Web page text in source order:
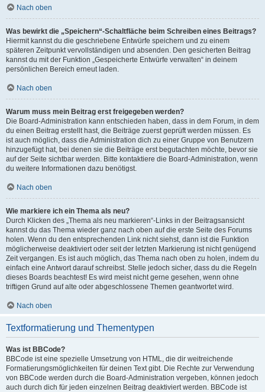
Nach oben
Was bewirkt die „Speichern“-Schaltfläche beim Schreiben eines Beitrags?
Hiermit kannst du die geschriebene Entwürfe speichern und zu einem
späteren Zeitpunkt vervollständigen und absenden. Den gesicherten Beitrag
kannst du mit der Funktion „Gespeicherte Entwürfe verwalten“ in deinem
persönlichen Bereich erneut laden.
Nach oben
Warum muss mein Beitrag erst freigegeben werden?
Die Board-Administration kann entschieden haben, dass in dem Forum, in dem
du einen Beitrag erstellt hast, die Beiträge zuerst geprüft werden müssen. Es
ist auch möglich, dass die Administration dich zu einer Gruppe von Benutzern
hinzugefügt hat, bei denen sie die Beiträge erst begutachten möchte, bevor sie
auf der Seite sichtbar werden. Bitte kontaktiere die Board-Administration, wenn
du weitere Informationen dazu benötigst.
Nach oben
Wie markiere ich ein Thema als neu?
Durch Klicken des „Thema als neu markieren“-Links in der Beitragsansicht
kannst du das Thema wieder ganz nach oben auf die erste Seite des Forums
holen. Wenn du den entsprechenden Link nicht siehst, dann ist die Funktion
möglicherweise deaktiviert oder seit der letzten Markierung ist nicht genügend
Zeit vergangen. Es ist auch möglich, das Thema nach oben zu holen, indem du
einfach eine Antwort darauf schreibst. Stelle jedoch sicher, dass du die Regeln
dieses Boards beachtest! Es wird meist nicht gerne gesehen, wenn ohne
triftigen Grund auf alte oder abgeschlossene Themen geantwortet wird.
Nach oben
Textformatierung und Thementypen
Was ist BBCode?
BBCode ist eine spezielle Umsetzung von HTML, die dir weitreichende
Formatierungsmöglichkeiten für deinen Text gibt. Die Rechte zur Verwendung
von BBCode werden durch die Board-Administration vergeben, können jedoch
auch durch dich für jeden einzelnen Beitrag deaktiviert werden. BBCode ist